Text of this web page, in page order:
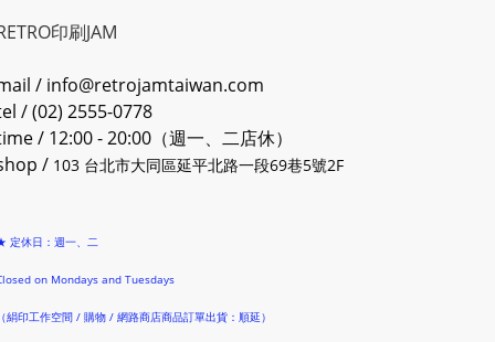
印刷JAM
/ info@retrojamtaiwan.com
/ (02) 2555-0778
/ 12:00 - 20:00（週一、二店休）
/ 103 台北市大同區延平北路一段69巷5號2F
定休日：週一、二
on Mondays and Tuesdays
絹印工作空間 / 購物 / 網路商店商品訂單出貨：順延）